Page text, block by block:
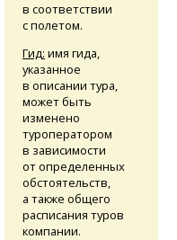
в соответствии
с полетом.
Гид: имя гида,
указанное
в описании тура,
может быть
изменено
туроператором
в зависимости
от определенных
обстоятельств,
а также общего
расписания туров
компании.